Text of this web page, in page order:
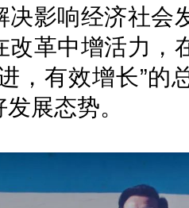
决影响经济社会
改革中增活力，
，有效增长”的
展态势。